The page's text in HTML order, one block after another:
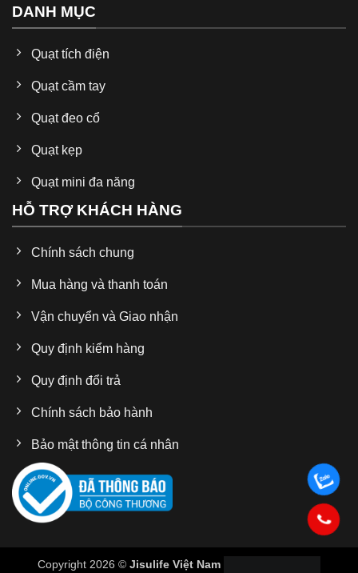
DANH MỤC
Quạt tích điện
Quạt cầm tay
Quạt đeo cổ
Quạt kẹp
Quạt mini đa năng
HỖ TRỢ KHÁCH HÀNG
Chính sách chung
Mua hàng và thanh toán
Vận chuyển và Giao nhận
Quy định kiểm hàng
Quy định đổi trả
Chính sách bảo hành
Bảo mật thông tin cá nhân
Copyright 2026 © Jisulife Việt Nam